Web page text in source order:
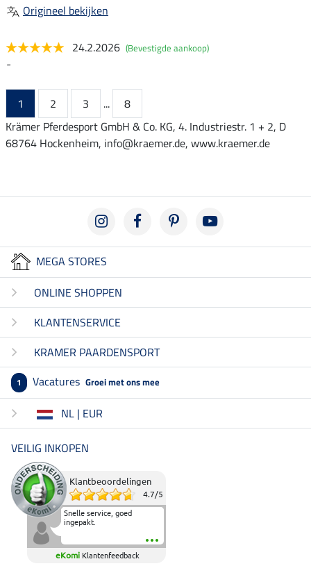
Origineel bekijken
24.2.2026 (Bevestigde aankoop)
-
1 2 3 ...
8
Krämer Pferdesport GmbH & Co. KG, 4. Industriestr. 1 + 2, D
68764 Hockenheim, info@kraemer.de, www.kraemer.de
MEGA STORES
ONLINE SHOPPEN
KLANTENSERVICE
KRAMER PAARDENSPORT
1 Vacatures Groei met ons mee
NL | EUR
VEILIG INKOPEN
Klantbeoordelingen
4.7/5
Snelle service, goed
ingepakt.
eKomi Klantenfeedback